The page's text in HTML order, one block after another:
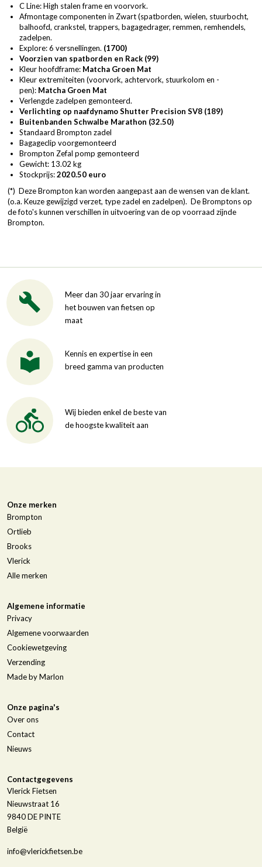
C Line: High stalen frame en voorvork.
Afmontage componenten in Zwart (spatborden, wielen, stuurbocht,
balhoofd, crankstel, trappers, bagagedrager, remmen, remhendels,
zadelpen.
Explore: 6 versnellingen. (1700)
Voorzien van spatborden en Rack (99)
Kleur hoofdframe: Matcha Groen Mat
Kleur extremiteiten (voorvork, achtervork, stuurkolom en -
pen): Matcha Groen Mat
Verlengde zadelpen gemonteerd.
Verlichting op naafdynamo Shutter Precision SV8 (189)
Buitenbanden Schwalbe Marathon (32.50)
Standaard Brompton zadel
Bagageclip voorgemonteerd
Brompton Zefal pomp gemonteerd
Gewicht: 13.02 kg
Stockprijs:2020.50 euro
(*) Deze Brompton kan worden aangepast aan de wensen van de klant.
(o.a. Keuze gewijzigd verzet, type zadel en zadelpen). De Bromptons op
de foto's kunnen verschillen in uitvoering van de op voorraad zijnde
Brompton.
Meer dan 30 jaar ervaring in
het bouwen van fietsen op
maat
Kennis en expertise in een
breed gamma van producten
Wij bieden enkel de beste van
de hoogste kwaliteit aan
Onze merken
Brompton
Ortlieb
Brooks
Vlerick
Alle merken
Algemene informatie
Privacy
Algemene voorwaarden
Cookiewetgeving
Verzending
Made by Marlon
Onze pagina's
Over ons
Contact
Nieuws
Contactgegevens
Vlerick Fietsen
Nieuwstraat 16
9840DE PINTE
België
info@vlerickfietsen.be